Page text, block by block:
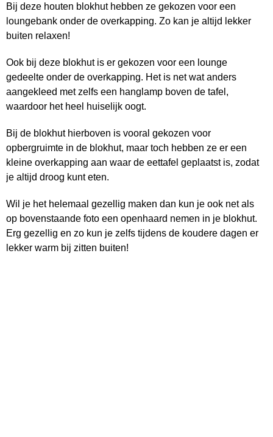
Bij deze houten blokhut hebben ze gekozen voor een
loungebank onder de overkapping. Zo kan je altijd lekker
buiten relaxen!
Ook bij deze blokhut is er gekozen voor een lounge
gedeelte onder de overkapping. Het is net wat anders
aangekleed met zelfs een hanglamp boven de tafel,
waardoor het heel huiselijk oogt.
Bij de blokhut hierboven is vooral gekozen voor
opbergruimte in de blokhut, maar toch hebben ze er een
kleine overkapping aan waar de eettafel geplaatst is, zodat
je altijd droog kunt eten.
Wil je het helemaal gezellig maken dan kun je ook net als
op bovenstaande foto een openhaard nemen in je blokhut.
Erg gezellig en zo kun je zelfs tijdens de koudere dagen er
lekker warm bij zitten buiten!